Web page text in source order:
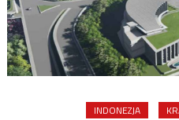
INDONEZJA